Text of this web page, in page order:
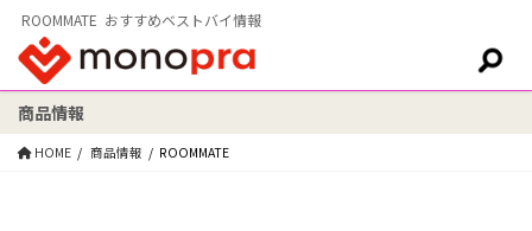
ROOMMATE おすすめベストバイ情報
検索:
商品情報
HOME 商品情報 ROOMMATE